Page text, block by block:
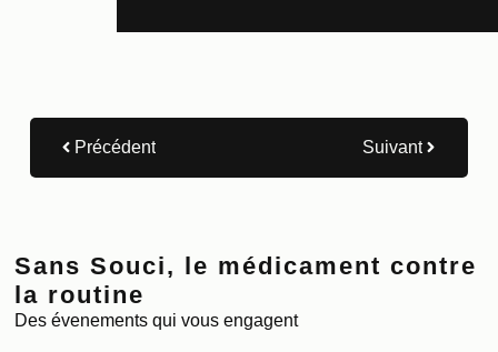
Précédent Suivant
Sans Souci, le médicament contre
la routine
Des évenements qui vous engagent